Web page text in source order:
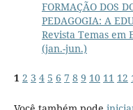
FORMAÇÃO DOS
PEDAGOGIA: A
Revista Temas em
(jan.-jun.)
1 2 3 4 5 6 7 8 9 10 11 12